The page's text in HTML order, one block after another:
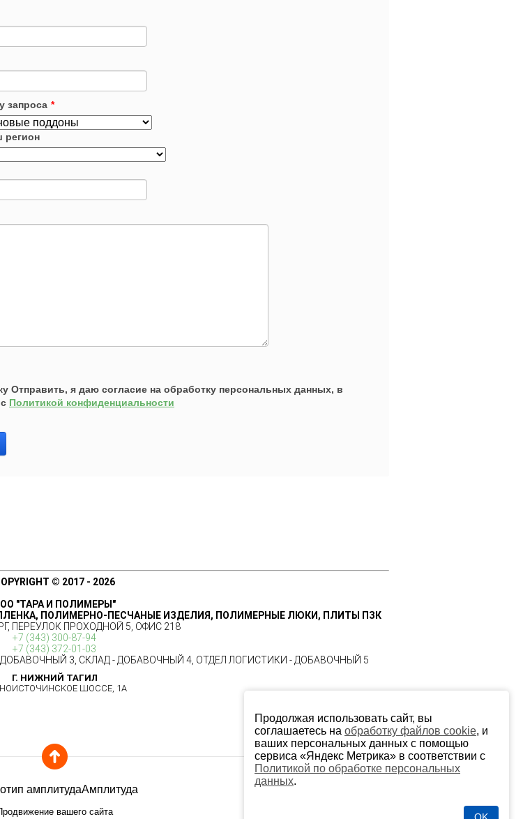
запроса *
регион
Отправить, я даю согласие на обработку персональных данных, в
Политикой конфиденциальности
© 2017 - 2026
"ТАРА И ПОЛИМЕРЫ"
ПОЛИМЕРНО-ПЕСЧАНЫЕ ИЗДЕЛИЯ, ПОЛИМЕРНЫЕ ЛЮКИ, ПЛИТЫ ПЗК
, ПЕРЕУЛОК ПРОХОДНОЙ 5, ОФИС 218
+7 (343) 300-87-94
+7 (343) 372-01-03
3, СКЛАД - ДОБАВОЧНЫЙ 4, ОТДЕЛ ЛОГИСТИКИ - ДОБАВОЧНЫЙ 5
Г. НИЖНИЙ ТАГИЛ
ШОССЕ, 1А
Амплитуда
вашего сайта
Продолжая использовать сайт, вы
соглашаетесь на обработку файлов cookie, и
ваших персональных данных с помощью
сервиса «Яндекс Метрика» в соответствии с
Политикой по обработке персональных
данных.